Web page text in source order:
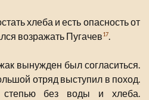
хлеба и есть опасность от
возражать Пугачев17.
вынужден был согласиться.
отряд выступил в поход.
степью без воды и хлеба.